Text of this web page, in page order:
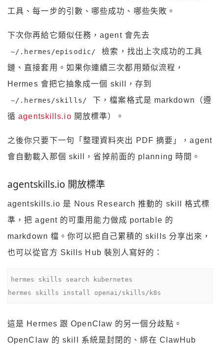
工具、每一步的引數、哪些成功、哪些失敗。
下次你再給它類似任務，agent 會先去
~/.hermes/episodic/
檢索，找出上次成功的工具
鏈、直接套用。如果你連續三次都用類似流程，
Hermes 會把它抽象成一個 skill，存到
~/.hermes/skills/
下，檔案格式是 markdown（遵
循agentskills.io 開放標準）。
之後你只要下一句「整理資料夾出 PDF 摘要」，agent
會自動載入那個 skill，省掉前面的 planning 時間。
agentskills.io 開放標準
agentskills.io 是 Nous Research 推動的 skill 格式標
準，把 agent 的可重用能力做成 portable 的
markdown 檔。你可以把自己累積的 skills 分享出來，
也可以從官方 Skills Hub 裝別人寫好的：
hermes skills search kubernetes
hermes skills install openai/skills/k8s
這是 Hermes 跟 OpenClaw 的另一個分歧點。
OpenClaw 的 skill 系統是封閉的、綁在 ClawHub